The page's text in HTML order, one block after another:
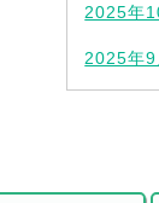
2025年
2025年9